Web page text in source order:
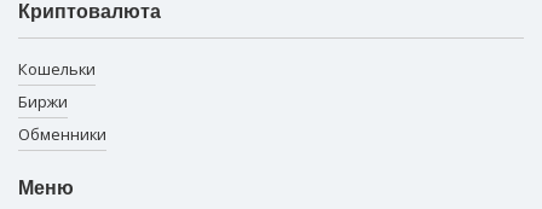
Криптовалюта
Кошельки
Биржи
Обменники
Меню